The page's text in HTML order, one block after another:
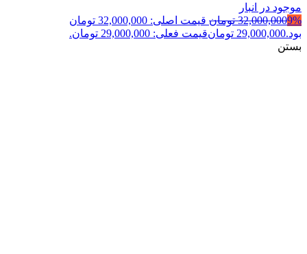
موجود در انبار
9%
32,000,000 تومان
قیمت اصلی: 32,000,000 تومان
بود.29,000,000 تومانقیمت فعلی: 29,000,000 تومان.
بستن